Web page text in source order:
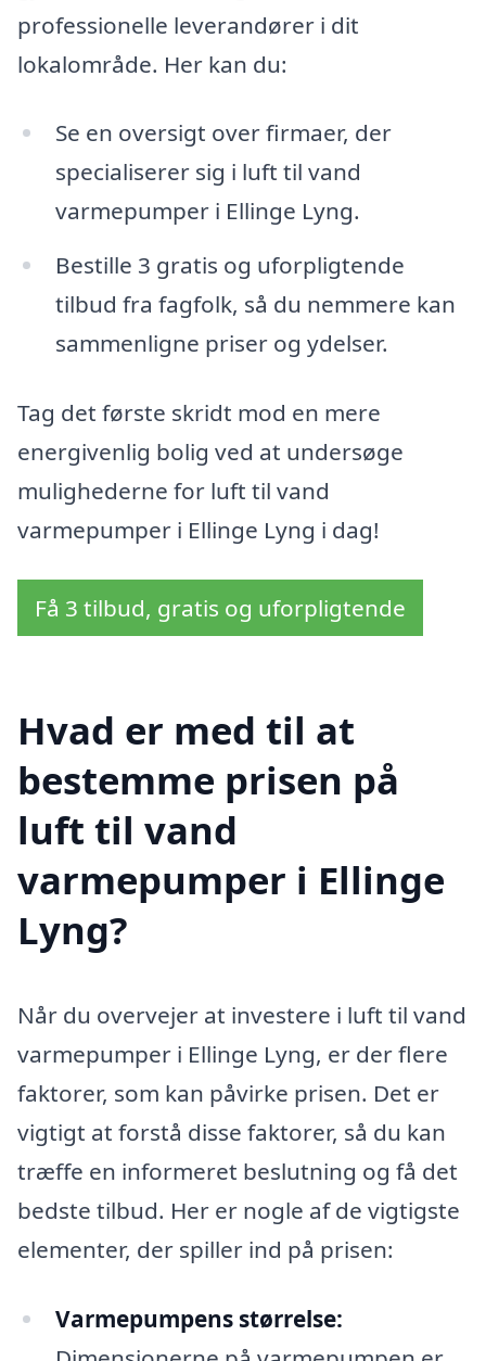
professionelle leverandører i dit
lokalområde. Her kan du:
Se en oversigt over firmaer, der
specialiserer sig i luft til vand
varmepumper i Ellinge Lyng.
Bestille 3 gratis og uforpligtende
tilbud fra fagfolk, så du nemmere kan
sammenligne priser og ydelser.
Tag det første skridt mod en mere
energivenlig bolig ved at undersøge
mulighederne for luft til vand
varmepumper i Ellinge Lyng i dag!
Få 3 tilbud, gratis og uforpligtende
Hvad er med til at
bestemme prisen på
luft til vand
varmepumper i Ellinge
Lyng?
Når du overvejer at investere i luft til vand
varmepumper i Ellinge Lyng, er der flere
faktorer, som kan påvirke prisen. Det er
vigtigt at forstå disse faktorer, så du kan
træffe en informeret beslutning og få det
bedste tilbud. Her er nogle af de vigtigste
elementer, der spiller ind på prisen:
Varmepumpens størrelse: